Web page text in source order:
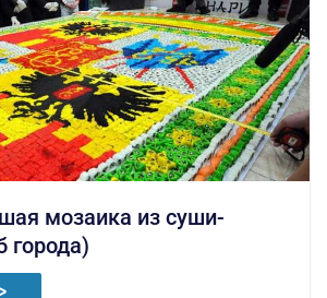
мозаика из суши-
города)